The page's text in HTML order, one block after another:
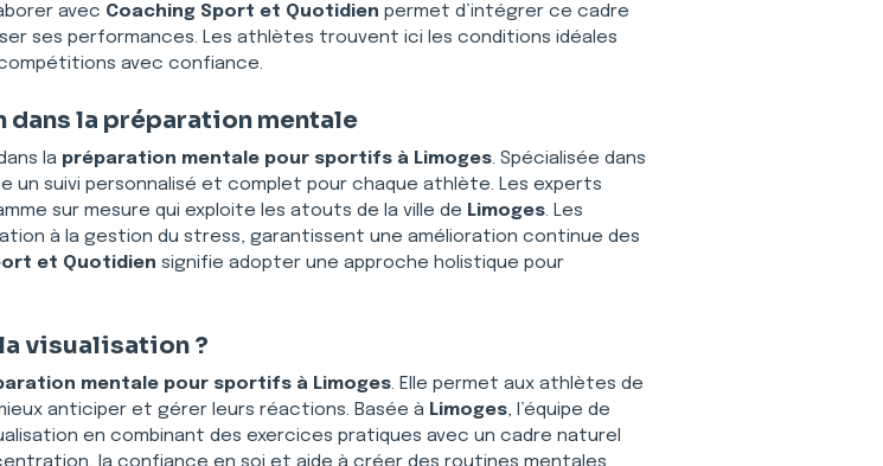
avec Coaching Sport et Quotidien permet d’intégrer ce cadre
ses performances. Les athlètes trouvent ici les conditions idéales
avec confiance.
la préparation mentale
la préparation mentale pour sportifs à Limoges. Spécialisée dans
un suivi personnalisé et complet pour chaque athlète. Les experts
sur mesure qui exploite les atouts de la ville de Limoges. Les
à la gestion du stress, garantissent une amélioration continue des
et Quotidien signifie adopter une approche holistique pour
visualisation ?
mentale pour sportifs à Limoges. Elle permet aux athlètes de
anticiper et gérer leurs réactions. Basée à Limoges, l’équipe de
en combinant des exercices pratiques avec un cadre naturel